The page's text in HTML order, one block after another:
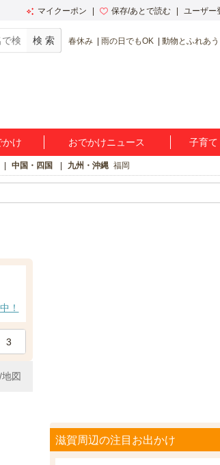
マイクーポン 保存/あとで読む ユーザー
春休み 雨の日でもOK 動物とふれあう
かけ おでかけニュース 子育て
中国・四国 九州・沖縄 福岡
！
3
図
滋賀周辺の注目お出かけ